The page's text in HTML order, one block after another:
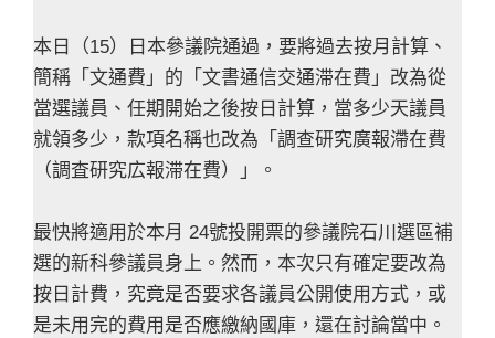
本日（15）日本參議院通過，要將過去按月計算、
簡稱「文通費」的「文書通信交通滞在費」改為從
當選議員、任期開始之後按日計算，當多少天議員
就領多少，款項名稱也改為「調查研究廣報滯在費
（調査研究広報滞在費）」。
最快將適用於本月 24號投開票的參議院石川選區補
選的新科參議員身上。然而，本次只有確定要改為
按日計費，究竟是否要求各議員公開使用方式，或
是未用完的費用是否應繳納國庫，還在討論當中。